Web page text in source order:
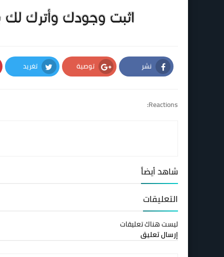
نشر
Facebook
توصية
Google Plus
تغريد
Twitter
Reactions:
شاهد أيضاً
التعليقات
ليست هناك تعليقات
إرسال تعليق